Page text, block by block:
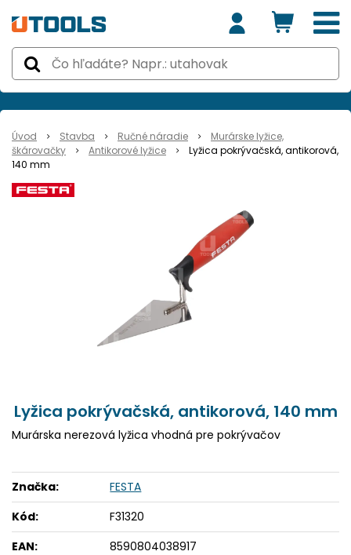
Úvod Stavba Ručné náradie
Murárske lyžice,
škárovačky
Antikorové lyžice
Lyžica pokrývačská, antikorová,
140 mm
Lyžica pokrývačská, antikorová, 140 mm
Murárska nerezová lyžica vhodná pre pokrývačov
Značka:
FESTA
Kód:
F31320
EAN:
8590804038917